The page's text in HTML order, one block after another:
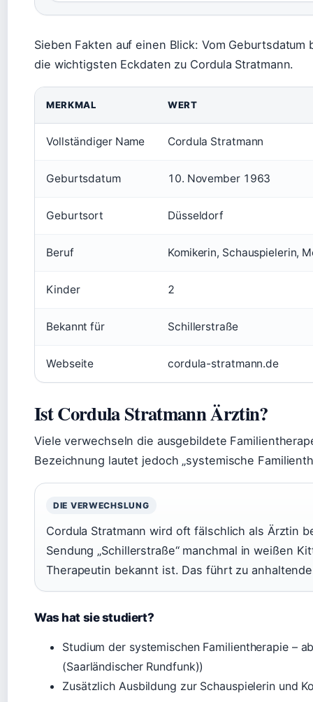
Sieben Fakten auf einen Blick: Vom
die wichtigsten Eckdaten zu Cordula Stratmann.
MERKMAL WERT
Vollständiger Name Cordula Stratmann
Geburtsdatum 10. November 1963
Geburtsort Düsseldorf
Beruf Komikerin, Schauspielerin,
Kinder 2
Bekannt für Schillerstraße
Webseite cordula-stratmann.de
Ist Cordula Stratmann Ärztin?
Viele verwechseln die ausgebildete
Bezeichnung lautet jedoch „systemische
DIE VERWECHSLUNG
Cordula Stratmann wird oft fälschlich als Ärztin
Sendung „Schillerstraße“ manchmal in weißen
Therapeutin bekannt ist. Das führt zu
Was hat sie studiert?
Studium der systemischen Familientherapie –
(Saarländischer Rundfunk))
Zusätzlich Ausbildung zur Schauspielerin und